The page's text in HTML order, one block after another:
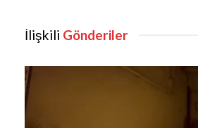
İlişkili Gönderiler